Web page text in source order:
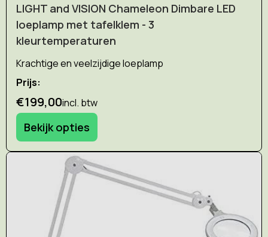
LIGHT and VISION Chameleon Dimbare LED
loeplamp met tafelklem - 3
kleurtemperaturen
Krachtige en veelzijdige loeplamp
Prijs:
€199,00incl. btw
Bekijk opties